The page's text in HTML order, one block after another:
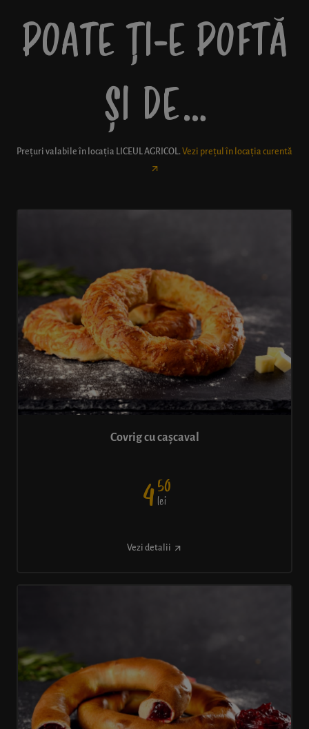
POATE ȚI-E POFTĂ
ȘI DE…
Prețuri valabile în locația LICEUL AGRICOL. Vezi prețul în locația curentă
Covrig cu cașcaval
450
lei
Vezi detalii